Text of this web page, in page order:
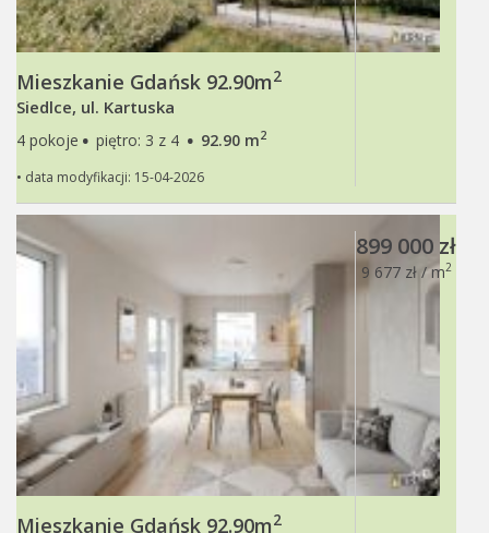
Mieszkanie Gdańsk 92.90m2
Siedlce, ul. Kartuska
4 pokoje · piętro: 3 z 4 · 92.90 m2
• data modyfikacji: 15-04-2026
Mieszkanie Gdańsk 92.90m2
899 000 zł
9 677 zł / m2